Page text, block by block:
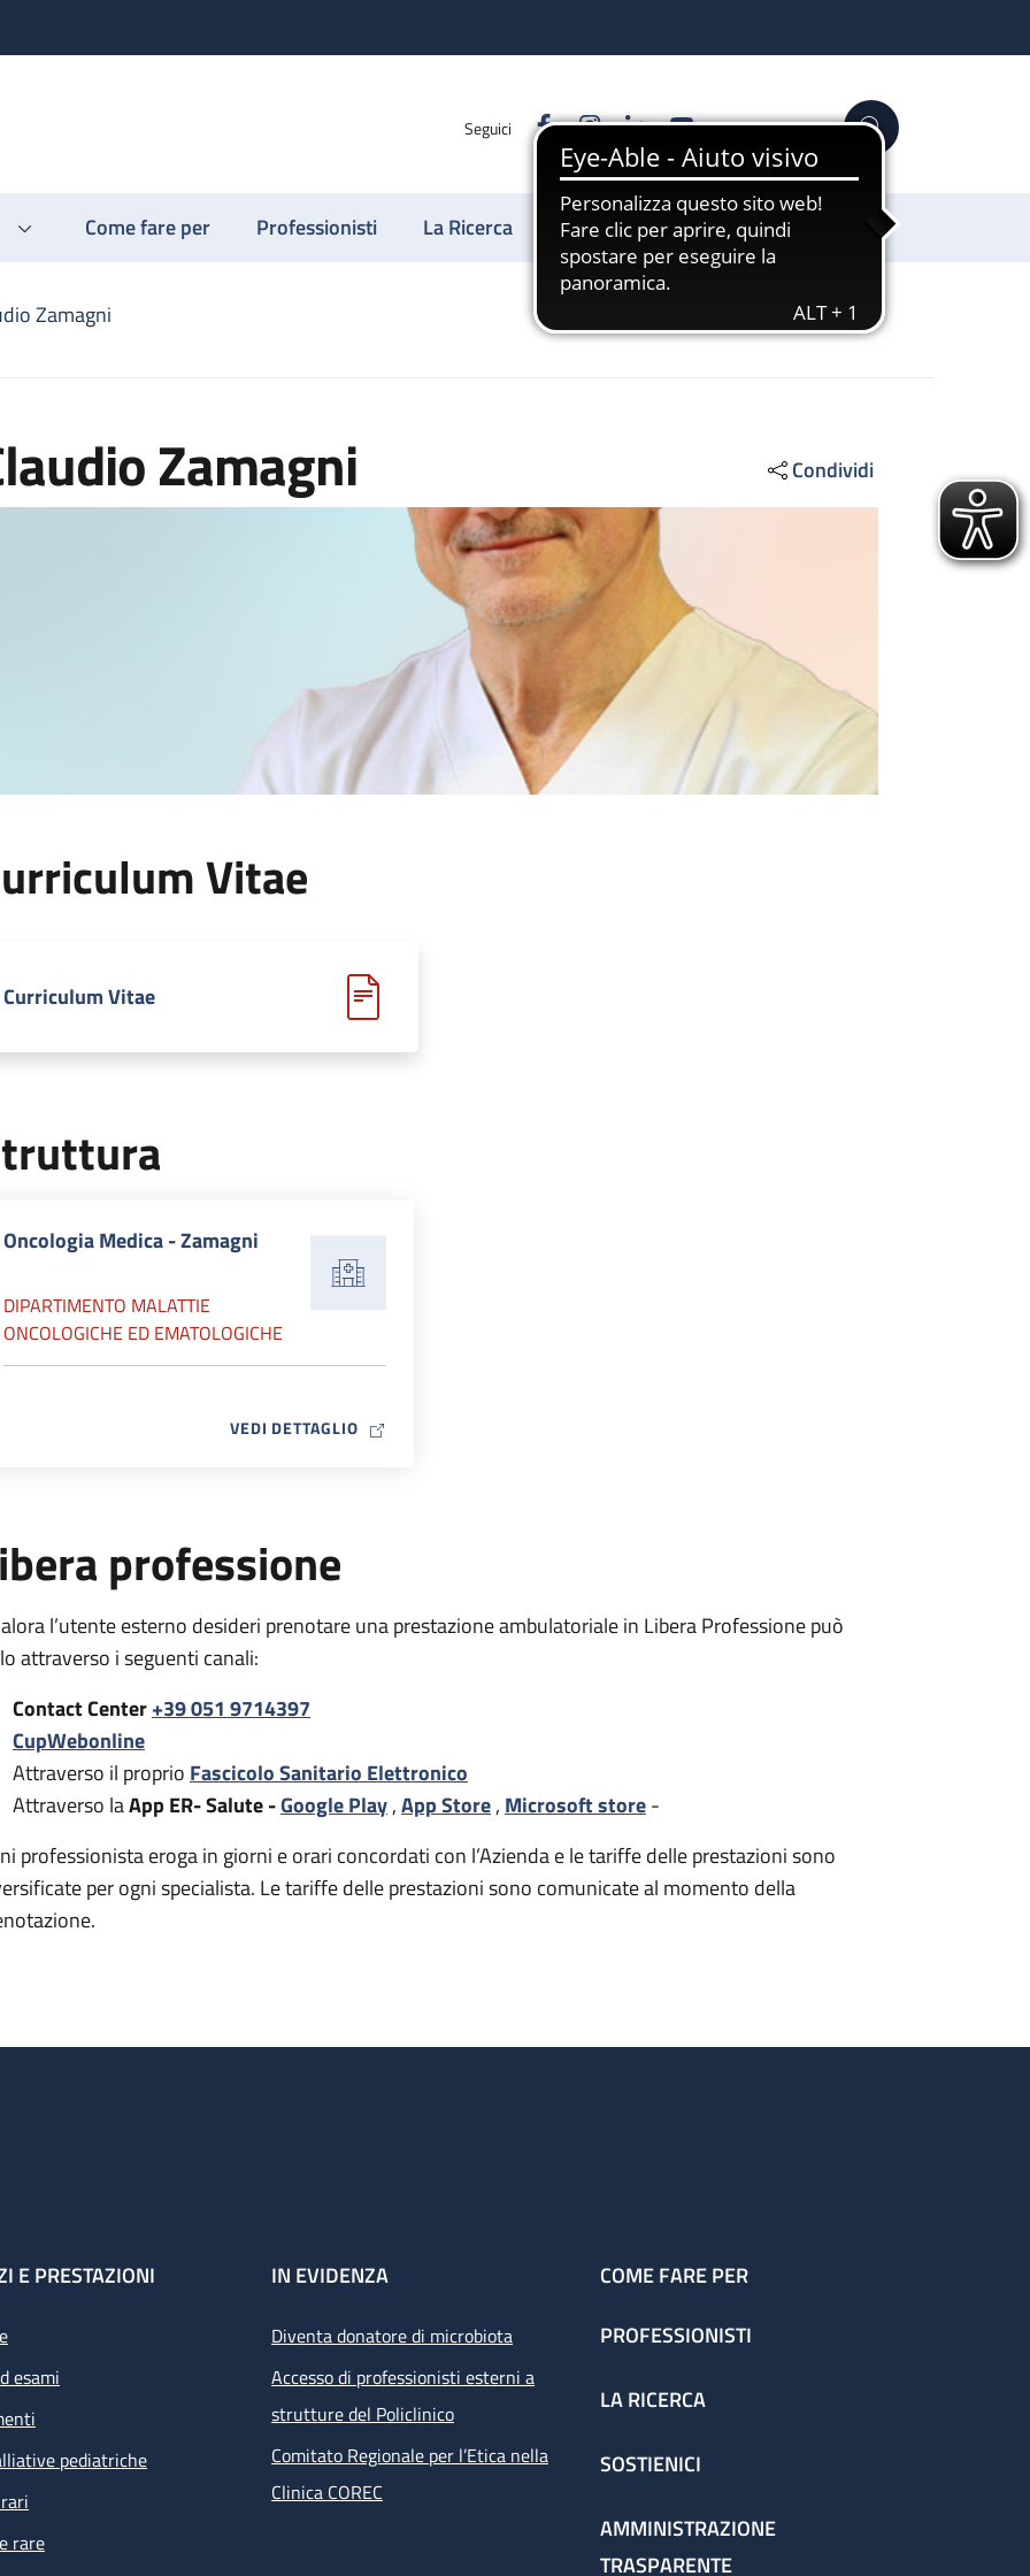
Seguici FacebookInstagram
LinkedinYouTube Cerca
Come fare per Professionisti La Ricerca Sostienici
Zamagni
Zamagni Condividi
Vitae
Curriculum Vitae
Oncologia Medica - Zamagni
DIPARTIMENTO MALATTIE
ONCOLOGICHE ED EMATOLOGICHE
VEDI DETTAGLIOMAP ICON
professione
l’utente esterno desideri prenotare una prestazione ambulatoriale in Libera Professione può
attraverso i seguenti canali:
Contact Center+39 051 9714397
CupWebonline
Attraverso il proprio Fascicolo Sanitario Elettronico
Attraverso laApp ER- Salute -Google Play,App Store, Microsoft store-
professionista eroga in giorni e orari concordati con l’Azienda e le tariffe delle prestazioni sono
per ogni specialista. Le tariffe delle prestazioni sono comunicate al momento della
E PRESTAZIONI
esami
pediatriche
rare
IN EVIDENZA
Diventa donatore di microbiota
Accesso di professionisti esterni a
strutture del Policlinico
Comitato Regionale per l’Etica nella
Clinica COREC
COME FARE PER
PROFESSIONISTI
LA RICERCA
SOSTIENICI
AMMINISTRAZIONE
TRASPARENTE